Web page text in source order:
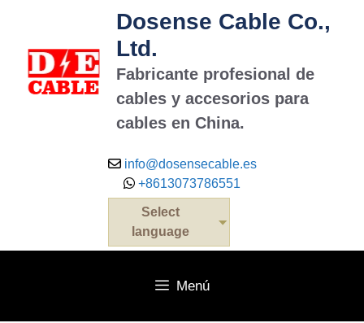
contenido
Dosense Cable Co.,
Ltd.
Fabricante profesional de
cables y accesorios para
cables en China.
info@dosensecable.es
+8613073786551
Select
language
Menú